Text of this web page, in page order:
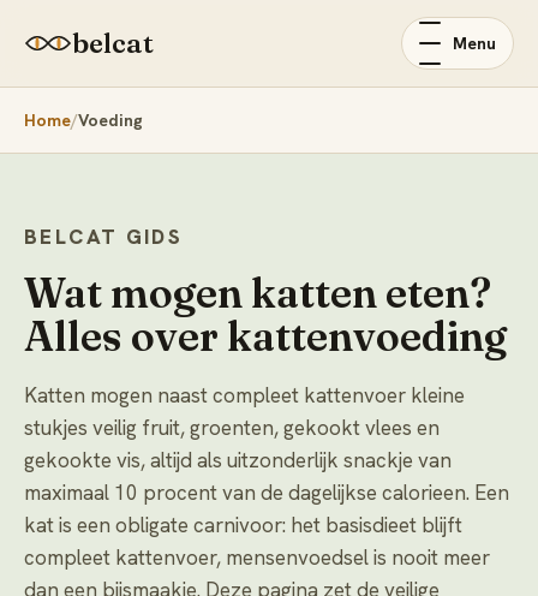
belcat Menu
Home Voeding
BELCAT GIDS
Wat mogen katten eten?
Alles over kattenvoeding
Katten mogen naast compleet kattenvoer kleine
stukjes veilig fruit, groenten, gekookt vlees en
gekookte vis, altijd als uitzonderlijk snackje van
maximaal 10 procent van de dagelijkse calorieen. Een
kat is een obligate carnivoor: het basisdieet blijft
compleet kattenvoer, mensenvoedsel is nooit meer
dan een bijsmaakje. Deze pagina zet de veilige